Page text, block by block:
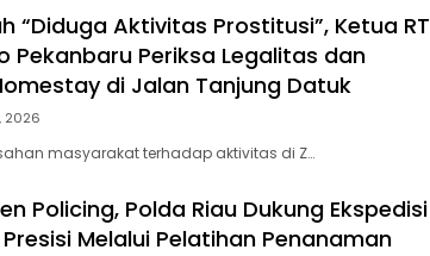
“Diduga Aktivitas Prostitusi”, Ketua RT
Pekanbaru Periksa Legalitas dan
di Jalan Tanjung Datuk
2026
masyarakat terhadap aktivitas di Z…
Policing, Polda Riau Dukung Ekspedisi
Melalui Pelatihan Penanaman